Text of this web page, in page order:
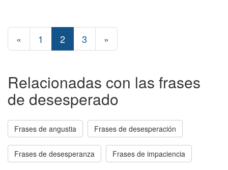
« 1 2 3 »
Relacionadas con las frases
de desesperado
Frases de angustia Frases de desesperación
Frases de desesperanza Frases de impaciencia